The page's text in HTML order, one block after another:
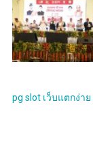
pg slot เว็บแตกง่าย